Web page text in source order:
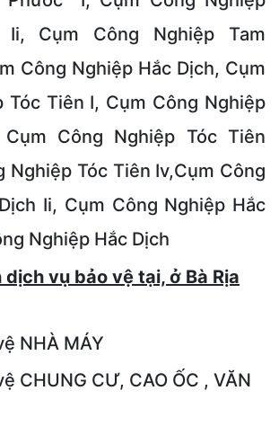
Ii, Cụm Công Nghiệp Tam
Công Nghiệp Hắc Dịch, Cụm
Tóc Tiên I, Cụm Công Nghiệp
Công Nghiệp Tóc Tiên
Nghiệp Tóc Tiên Iv,Cụm Công
Ii, Cụm Công Nghiệp Hắc
Nghiệp Hắc Dịch
dịch vụ bảo vệ tại, ở Bà Rịa
NHÀ MÁY
CHUNG CƯ, CAO ỐC , VĂN